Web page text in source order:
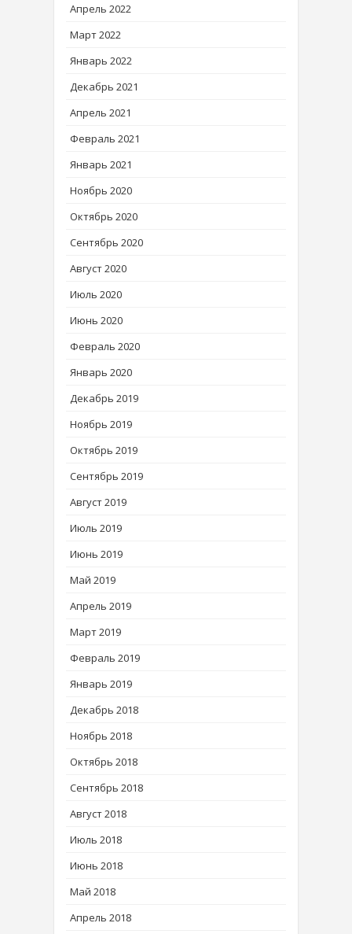
Апрель 2022
Март 2022
Январь 2022
Декабрь 2021
Апрель 2021
Февраль 2021
Январь 2021
Ноябрь 2020
Октябрь 2020
Сентябрь 2020
Август 2020
Июль 2020
Июнь 2020
Февраль 2020
Январь 2020
Декабрь 2019
Ноябрь 2019
Октябрь 2019
Сентябрь 2019
Август 2019
Июль 2019
Июнь 2019
Май 2019
Апрель 2019
Март 2019
Февраль 2019
Январь 2019
Декабрь 2018
Ноябрь 2018
Октябрь 2018
Сентябрь 2018
Август 2018
Июль 2018
Июнь 2018
Май 2018
Апрель 2018